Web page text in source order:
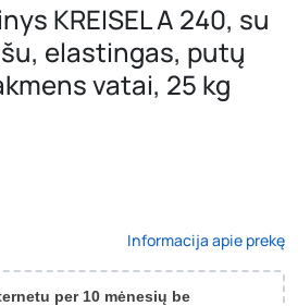
KREISEL A 240, su
elastingas, putų
vatai, 25 kg
Informacija apie prekę
per 10 mėnesių be